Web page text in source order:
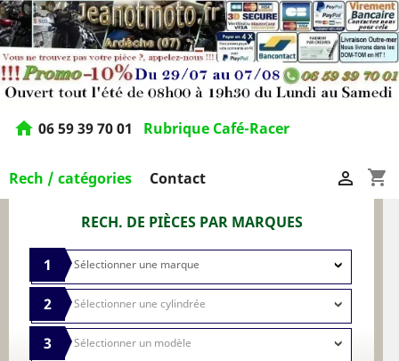
home 06 59 39 70 01 Rubrique Café-Racer
Rech / catégories Contact shopping_cart

RECH. DE PIÈCES PAR MARQUES
1
2
3